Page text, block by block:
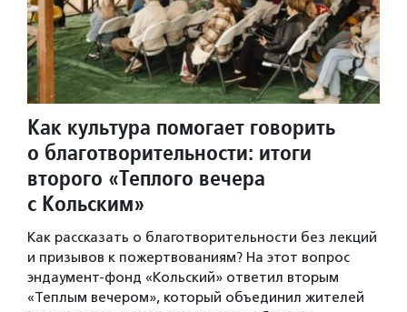
Как культура помогает говорить
о благотворительности: итоги
второго «Теплого вечера
с Кольским»
Как рассказать о благотворительности без лекций
и призывов к пожертвованиям? На этот вопрос
эндаумент-фонд «Кольский» ответил вторым
«Теплым вечером», который объединил жителей